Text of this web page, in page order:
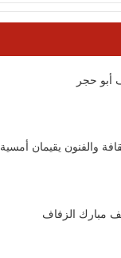
أبو حجر
والفنون يقيمان أمسية
مبارك الزفاف